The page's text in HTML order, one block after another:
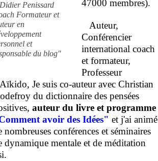
Penissard
Formateur et
en
et
du blog"
47000 membres).
Auteur,
Conférencier
international coach
et formateur,
Professeur
Je suis co-auteur avec Christian
du dictionnaire des pensées
auteur du livre et programme
avoir des Idées" et j'ai animé
nombreuses conférences et séminaires
dynamique mentale et de méditation